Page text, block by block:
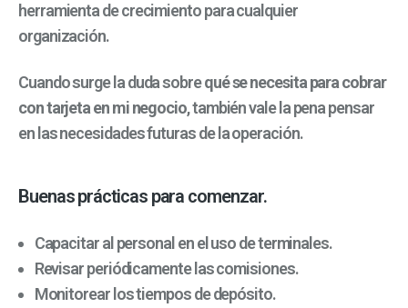
herramienta de crecimiento para cualquier
organización.
Cuando surge la duda sobrequé se necesita para cobrar
con tarjeta en mi negocio, también vale la pena pensar
en las necesidades futuras de la operación.
Buenas prácticas para comenzar.
Capacitar al personal en el uso de terminales.
Revisar periódicamente las comisiones.
Monitorear los tiempos de depósito.